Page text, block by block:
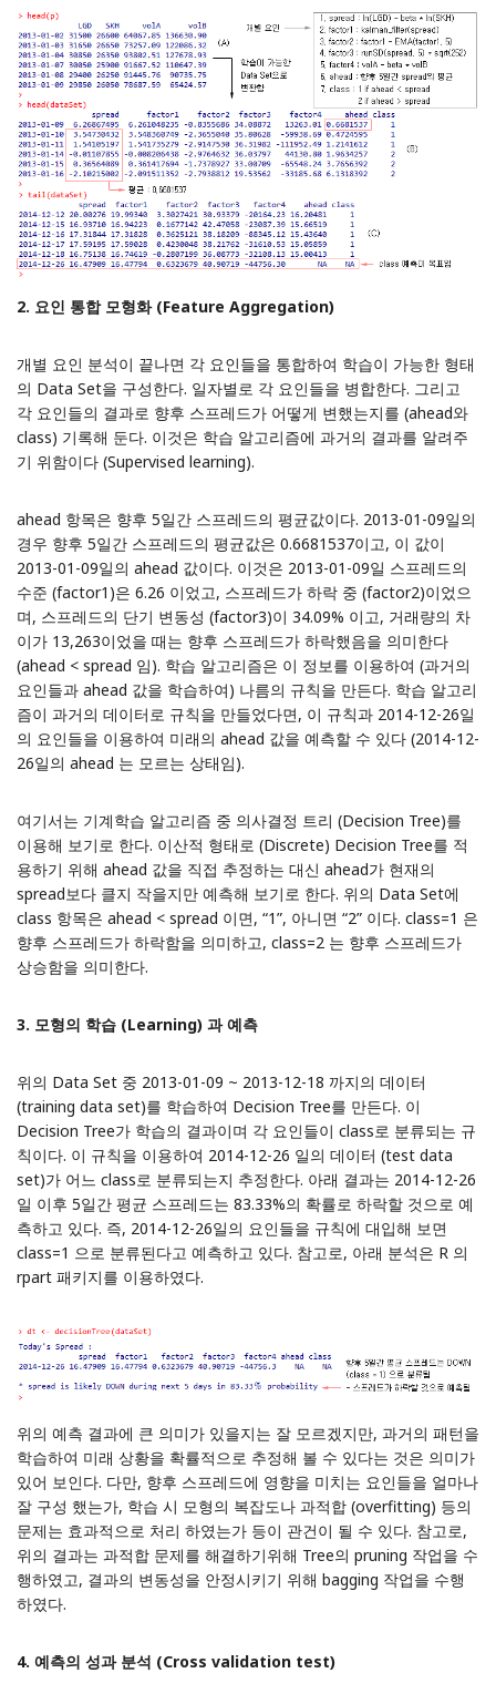
2. 요인 통합 모형화 (Feature Aggregation)
개별 요인 분석이 끝나면 각 요인들을 통합하여 학습이 가능한 형태
의 Data Set을 구성한다. 일자별로 각 요인들을 병합한다. 그리고
각 요인들의 결과로 향후 스프레드가 어떻게 변했는지를 (ahead와
class) 기록해 둔다. 이것은 학습 알고리즘에 과거의 결과를 알려주
기 위함이다 (Supervised learning).
ahead 항목은 향후 5일간 스프레드의 평균값이다. 2013-01-09일의
경우 향후 5일간 스프레드의 평균값은 0.6681537이고, 이 값이
2013-01-09일의 ahead 값이다. 이것은 2013-01-09일 스프레드의
수준 (factor1)은 6.26 이었고, 스프레드가 하락 중 (factor2)이었으
며, 스프레드의 단기 변동성 (factor3)이 34.09% 이고, 거래량의 차
이가 13,263이었을 때는 향후 스프레드가 하락했음을 의미한다
(ahead < spread 임). 학습 알고리즘은 이 정보를 이용하여 (과거의
요인들과 ahead 값을 학습하여) 나름의 규칙을 만든다. 학습 알고리
즘이 과거의 데이터로 규칙을 만들었다면, 이 규칙과 2014-12-26일
의 요인들을 이용하여 미래의 ahead 값을 예측할 수 있다 (2014-12-
26일의 ahead 는 모르는 상태임).
여기서는 기계학습 알고리즘 중 의사결정 트리 (Decision Tree)를
이용해 보기로 한다. 이산적 형태로 (Discrete) Decision Tree를 적
용하기 위해 ahead 값을 직접 추정하는 대신 ahead가 현재의
spread보다 클지 작을지만 예측해 보기로 한다. 위의 Data Set에
class 항목은 ahead < spread 이면, “1”, 아니면 “2” 이다. class=1 은
향후 스프레드가 하락함을 의미하고, class=2 는 향후 스프레드가
상승함을 의미한다.
3. 모형의 학습 (Learning) 과 예측
위의 Data Set 중 2013-01-09 ~ 2013-12-18 까지의 데이터
(training data set)를 학습하여 Decision Tree를 만든다. 이
Decision Tree가 학습의 결과이며 각 요인들이 class로 분류되는 규
칙이다. 이 규칙을 이용하여 2014-12-26 일의 데이터 (test data
set)가 어느 class로 분류되는지 추정한다. 아래 결과는 2014-12-26
일 이후 5일간 평균 스프레드는 83.33%의 확률로 하락할 것으로 예
측하고 있다. 즉, 2014-12-26일의 요인들을 규칙에 대입해 보면
class=1 으로 분류된다고 예측하고 있다. 참고로, 아래 분석은 R 의
rpart 패키지를 이용하였다.
위의 예측 결과에 큰 의미가 있을지는 잘 모르겠지만, 과거의 패턴을
학습하여 미래 상황을 확률적으로 추정해 볼 수 있다는 것은 의미가
있어 보인다. 다만, 향후 스프레드에 영향을 미치는 요인들을 얼마나
잘 구성 했는가, 학습 시 모형의 복잡도나 과적합 (overfitting) 등의
문제는 효과적으로 처리 하였는가 등이 관건이 될 수 있다. 참고로,
위의 결과는 과적합 문제를 해결하기위해 Tree의 pruning 작업을 수
행하였고, 결과의 변동성을 안정시키기 위해 bagging 작업을 수행
하였다.
4. 예측의 성과 분석 (Cross validation test)